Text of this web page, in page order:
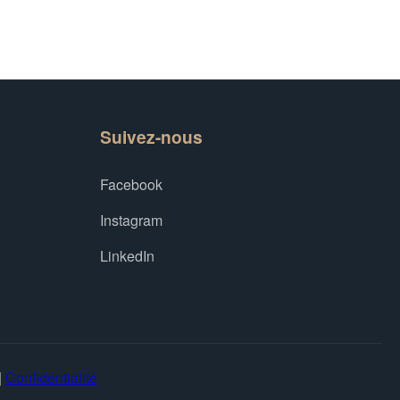
Suivez-nous
Facebook
Instagram
LinkedIn
| Confidentialité